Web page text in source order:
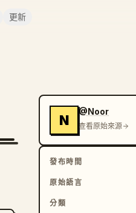
更新
N
@Noor
查看原始來源
發布時間
原始語言
分類